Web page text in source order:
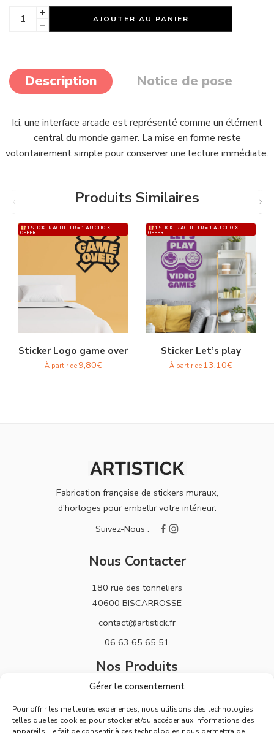
Gérer le consentement
Pour offrir les meilleures expériences, nous utilisons des technologies
telles que les cookies pour stocker et/ou accéder aux informations des
AJOUTER AU PANIER
Description Notice de pose
Ici, une interface arcade est représenté comme un élément
central du monde gamer. La mise en forme reste
volontairement simple pour conserver une lecture immédiate.
Produits Similaires
1 STICKER ACHETER = 1 AU CHOIX
OFFERT !
Sticker Logo game over
À partir de9,80€
1 STICKER ACHETER = 1 AU CHOIX
OFFERT !
Sticker Let’s play
À partir de 13,10€
Fabrication française de stickers muraux,
d'horloges pour embellir votre intérieur.
Nous Contacter
180 rue des tonneliers
40600 BISCARROSSE
contact@artistick.fr
06 63 65 65 51
Nos Produits
Stickers
Horloges